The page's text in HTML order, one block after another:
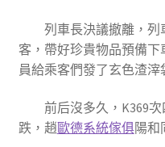
列車長決議撤離，
客，帶好珍貴物品預備
員給乘客們發了玄色渣滓
前后沒多久，K369
跌，趙歐德系統傢俱陽和